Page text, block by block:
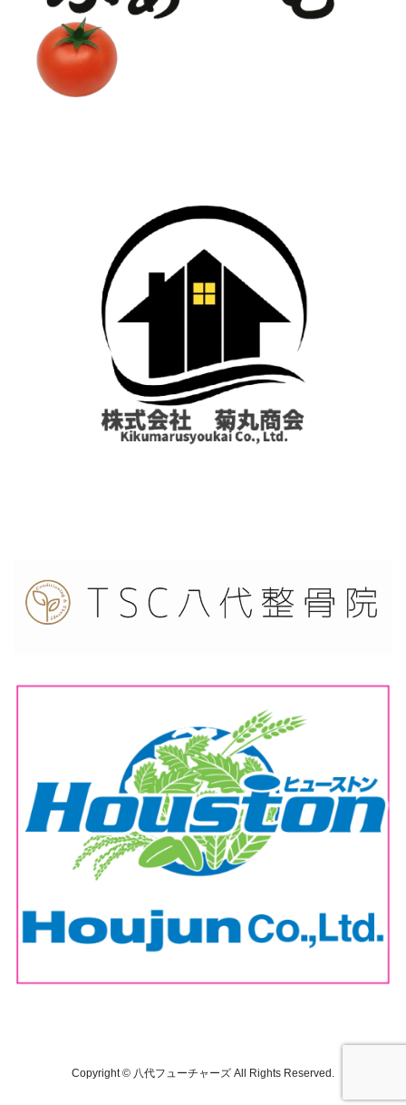
Copyright © 八代フューチャーズ All Rights Reserved.